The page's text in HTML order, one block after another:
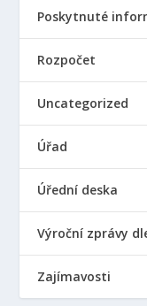
Poskytnuté
Rozpočet
Uncategorized
Úřad
Úřední deska
Výroční zprávy
Zajímavosti